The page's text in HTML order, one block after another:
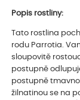
Popis rostliny:
Tato rostlina
rodu Parrotia.
sloupovitě
postupně
postupně
žilnatinou se na